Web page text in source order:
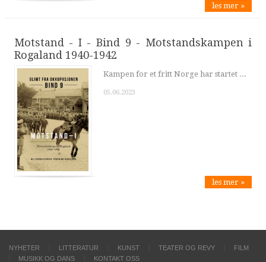
les mer »
Motstand - I - Bind 9 - Motstandskampen i
Rogaland 1940-1942
Kampen for et fritt Norge har startet ...
05.06.2023
les mer »
NYHETER LITTERATUR KUNST TEATER OG REVY
FILM
MUSIKK OG DANS
KONTAKT OSS